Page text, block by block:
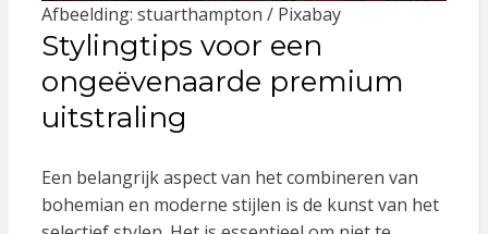
Afbeelding: stuarthampton / Pixabay
Stylingtips voor een
ongeëvenaarde premium
uitstraling
Een belangrijk aspect van het combineren van
bohemian en moderne stijlen is de kunst van het